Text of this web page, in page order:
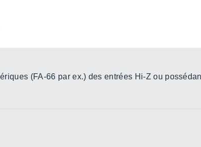
(FA-66 par ex.) des entrées Hi-Z ou